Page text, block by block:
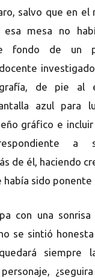
salvo que en el
esa mesa no
fondo de un
de pie al
azul para
gráfico e
de él, haciendo
había sido ponente
con una
se sintió
siempre